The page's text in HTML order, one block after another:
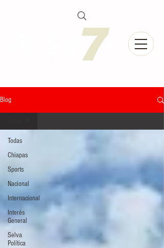
Blog
Todas
Chiapas
Sports
Nacional
Internacional
Interés
General
Selva
Política